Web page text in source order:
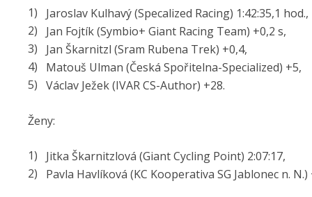
Jaroslav Kulhavý (Specalized Racing) 1:42:35,1 hod.,
Jan Fojtík (Symbio+ Giant Racing Team) +0,2 s,
Jan Škarnitzl (Sram Rubena Trek) +0,4,
Matouš Ulman (Česká Spořitelna-Specialized) +5,
Václav Ježek (IVAR CS-Author) +28.
Ženy:
Jitka Škarnitzlová (Giant Cycling Point) 2:07:17,
Pavla Havlíková (KC Kooperativa SG Jablonec n.